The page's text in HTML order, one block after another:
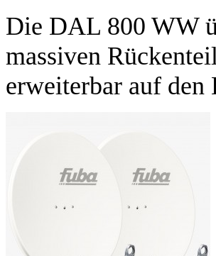
Die DAL 800 WW
massiven
erweiterbar auf den